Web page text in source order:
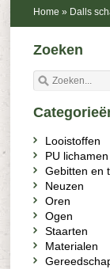
Home » Dalls
Zoeken
Looistoffen
PU lichamen
Gebitten en
Neuzen
Oren
Ogen
Staarten
Materialen